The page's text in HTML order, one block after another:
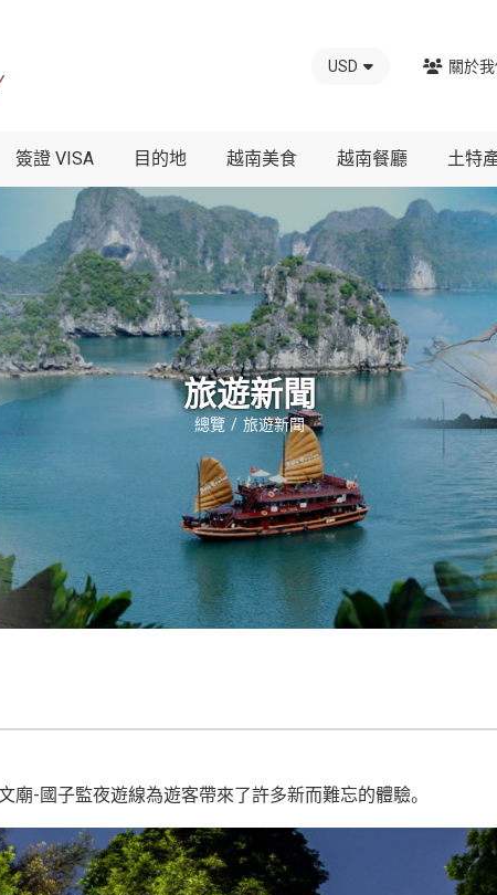
USD 關於
簽證 VISA 目的地 越南美食 越南餐廳 土特
旅遊新聞
總覽 旅遊新聞
-國子監夜遊線為遊客帶來了許多新而難忘的體驗。